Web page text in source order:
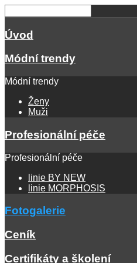
Úvod
Módní trendy
Módní trendy
Ženy
Muži
Profesionální péče
Profesionální péče
linie BY NEW
linie MORPHOSIS
Fotogalerie
Ceník
Certifikáty a školení